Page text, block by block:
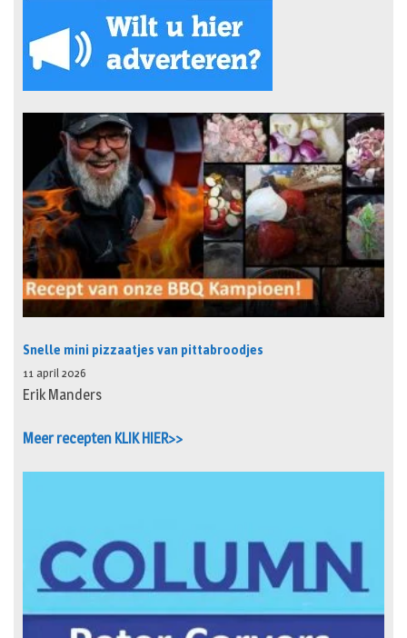
Snelle mini pizzaatjes van pittabroodjes
11 april 2026
Erik Manders
Meer recepten KLIK HIER>>